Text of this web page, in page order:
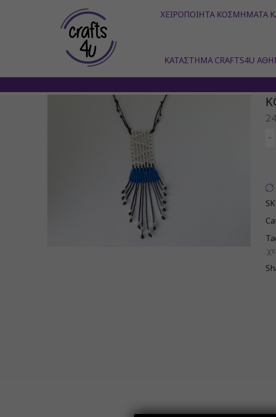
ΧΕΙΡΟΠΟΊΗΤΑ ΚΟΣΜΉΜΑΤΑ
ΚΑΤΆΣΤΗΜΑ CRAFTS4U